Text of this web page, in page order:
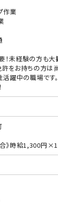
作業
未経験の方も大
をお持ちの方は
躍中の職場です。
》時給1,300円